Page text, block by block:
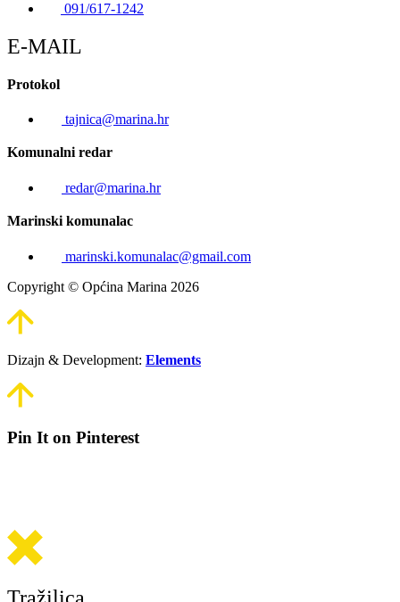
091/617-1242
E-MAIL
Protokol
tajnica@marina.hr
Komunalni redar
redar@marina.hr
Marinski komunalac
marinski.komunalac@gmail.com
Copyright © Općina Marina 2026
Dizajn & Development: Elements
Pin It on Pinterest